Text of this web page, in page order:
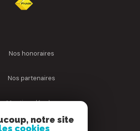
nos honoraires
nos partenaires
mentions légales
admin
notre site
cookies